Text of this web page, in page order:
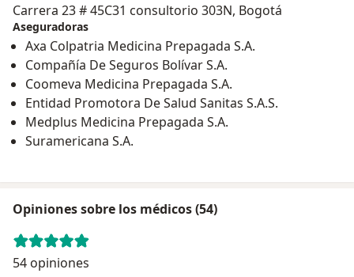
Carrera 23 # 45C31 consultorio 303N, Bogotá
Aseguradoras
Axa Colpatria Medicina Prepagada S.A.
Compañía De Seguros Bolívar S.A.
Coomeva Medicina Prepagada S.A.
Entidad Promotora De Salud Sanitas S.A.S.
Medplus Medicina Prepagada S.A.
Suramericana S.A.
Opiniones sobre los médicos (54)
54 opiniones